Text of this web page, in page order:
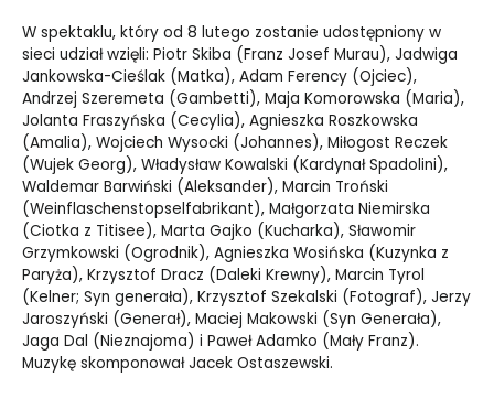
W spektaklu, który od 8 lutego zostanie udostępniony w
sieci udział wzięli: Piotr Skiba (Franz Josef Murau), Jadwiga
Jankowska-Cieślak (Matka), Adam Ferency (Ojciec),
Andrzej Szeremeta (Gambetti), Maja Komorowska (Maria),
Jolanta Fraszyńska (Cecylia), Agnieszka Roszkowska
(Amalia), Wojciech Wysocki (Johannes), Miłogost Reczek
(Wujek Georg), Władysław Kowalski (Kardynał Spadolini),
Waldemar Barwiński (Aleksander), Marcin Troński
(Weinflaschenstopselfabrikant), Małgorzata Niemirska
(Ciotka z Titisee), Marta Gajko (Kucharka), Sławomir
Grzymkowski (Ogrodnik), Agnieszka Wosińska (Kuzynka z
Paryża), Krzysztof Dracz (Daleki Krewny), Marcin Tyrol
(Kelner; Syn generała), Krzysztof Szekalski (Fotograf), Jerzy
Jaroszyński (Generał), Maciej Makowski (Syn Generała),
Jaga Dal (Nieznajoma) i Paweł Adamko (Mały Franz).
Muzykę skomponował Jacek Ostaszewski.